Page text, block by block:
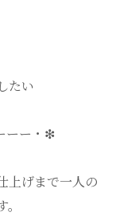
たい
ーー・❇
上げまで一人の